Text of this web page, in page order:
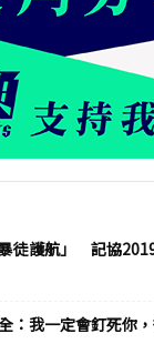
徒護航」 記協
：我一定會釘死你